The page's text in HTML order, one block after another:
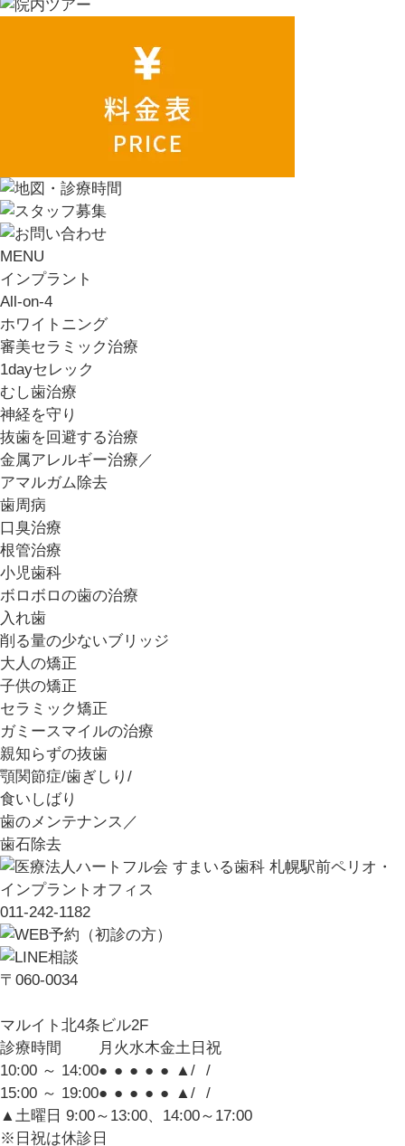
MENU
インプラント
All-on-4
ホワイトニング
審美セラミック治療
1dayセレック
むし歯治療
神経を守り
抜歯を回避する治療
金属アレルギー治療／
アマルガム除去
歯周病
口臭治療
根管治療
小児歯科
ボロボロの歯の治療
入れ歯
削る量の少ないブリッジ
大人の矯正
子供の矯正
セラミック矯正
ガミースマイルの治療
親知らずの抜歯
顎関節症/歯ぎしり/
食いしばり
歯のメンテナンス／
歯石除去
011-242-1182
〒060-0034
マルイト北4条ビル2F
診療時間
月 火水木金土 日 祝
10:00 ～ 14:00● ● ● ● ● ▲/
/
15:00 ～ 19:00● ● ● ● ● ▲/
/
▲土曜日 9:00～13:00、14:00～17:00
※日祝は休診日